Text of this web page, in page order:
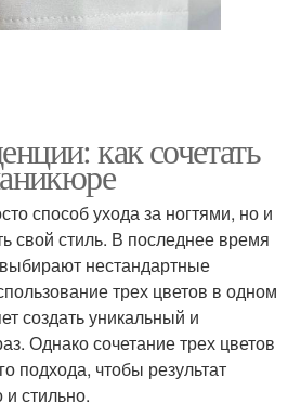
как сочетать
способ ухода за ногтями, но и
свой стиль. В последнее время
нестандартные
трех цветов в одном
создать уникальный и
Однако сочетание трех цветов
подхода, чтобы результат
стильно.